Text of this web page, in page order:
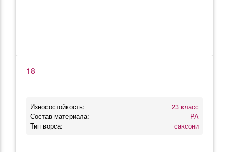
18
Износостойкость:
23 класс
Состав материала:
PA
Тип ворса:
саксони